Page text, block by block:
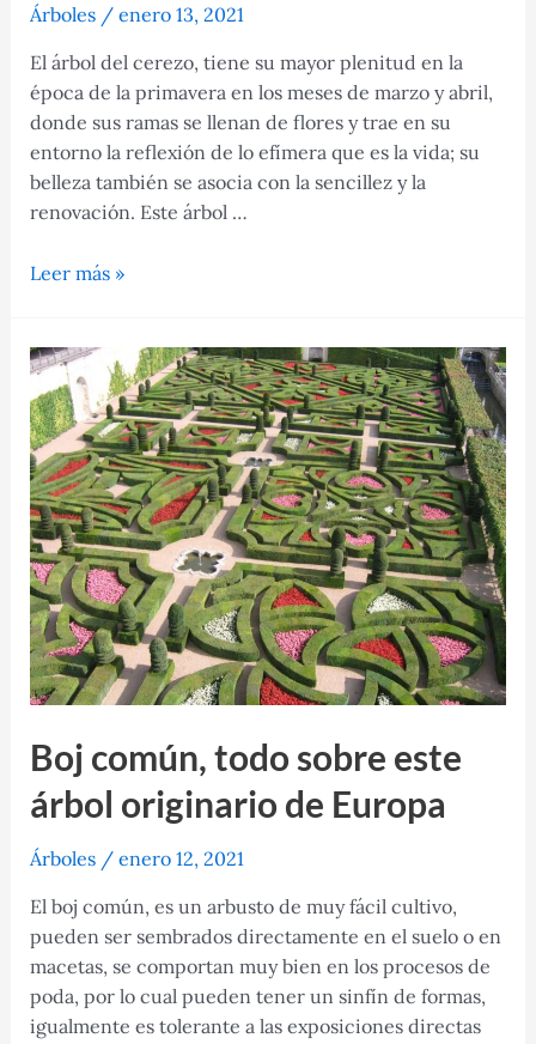
Árboles/ enero 13, 2021
El árbol del cerezo, tiene su mayor plenitud en la
época de la primavera en los meses de marzo y abril,
donde sus ramas se llenan de flores y trae en su
entorno la reflexión de lo efímera que es la vida; su
belleza también se asocia con la sencillez y la
renovación. Este árbol …
El
cerezo
o
sakura,
de
muy
bellas
flores
Leer más »
Boj común, todo sobre este
árbol originario de Europa
Árboles/ enero 12, 2021
El boj común, es un arbusto de muy fácil cultivo,
pueden ser sembrados directamente en el suelo o en
macetas, se comportan muy bien en los procesos de
poda, por lo cual pueden tener un sinfín de formas,
igualmente es tolerante a las exposiciones directas